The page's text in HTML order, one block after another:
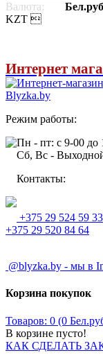
Валюта:
Бел.руб
KZT 
Интернет
Режим работы:
Пн - пт: с 9-00 до
Сб, Вс -
Контакты:
+375 29 524 59 33
+375 29 520 84 64
@blyzka.by - мы в
Корзина покупок
Товаров: 0 (0
В корзине пусто!
КАК СДЕЛАТЬ